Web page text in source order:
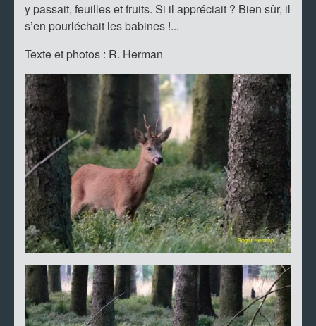
y passait, feuilles et fruits. Si il appréciait ? Bien sûr, il
s’en pourléchait les babines !...
Texte et photos : R. Herman